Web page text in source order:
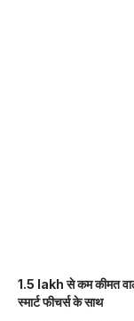
1.5 lakh से कम कीमत
स्मार्ट फीचर्स के साथ